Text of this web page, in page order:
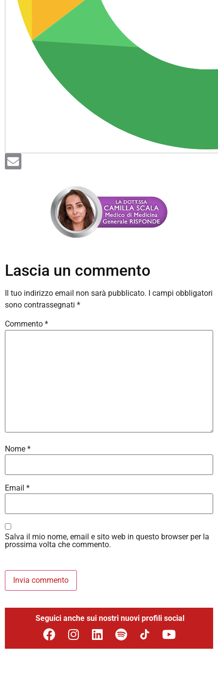
Lascia un commento
Il tuo indirizzo email non sarà pubblicato.
I campi obbligatori
sono contrassegnati *
Commento *
Nome *
Email *
Salva il mio nome, email e sito web in questo browser per la
prossima volta che commento.
Seguici anche sui nostri nuovi profili social